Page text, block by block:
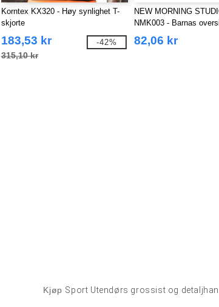
Korntex KX320 - Høy synlighet T-
skjorte
183,53 kr
315,10 kr
-42%
NEW MORNING
NMK003 - Barnas
skjorte i organisk bomull
82,06 kr
Kjøp Sport Utendørs grossist og